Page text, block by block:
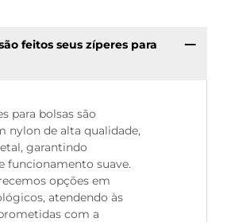
feitos seus zíperes para
para bolsas são
nylon de alta qualidade,
garantindo
funcionamento suave.
opções em
atendendo às
com a